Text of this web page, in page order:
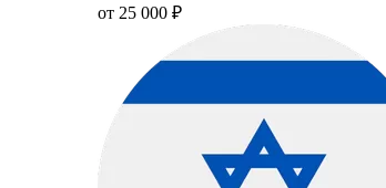
от 25 000 ₽